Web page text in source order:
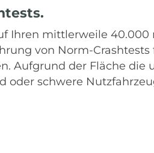
Ihren mittlerweile
von Norm-
Aufgrund der Fläche
oder schwere